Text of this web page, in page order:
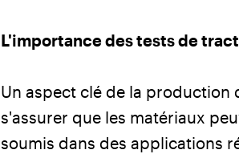
L'importance des tests de
Un aspect clé de la production
s'assurer que les matériaux
soumis dans des applications